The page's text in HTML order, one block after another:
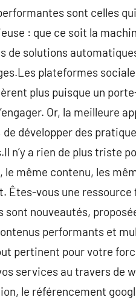
sont celles
: que ce soit la
de solutions
plateformes
plus puisque un
Or, la meilleure
développer des
n’y a rien de plus triste
même contenu, les
vous une ressource
nouveautés,
performants et
pertinent pour votre
services au travers de
le référencement